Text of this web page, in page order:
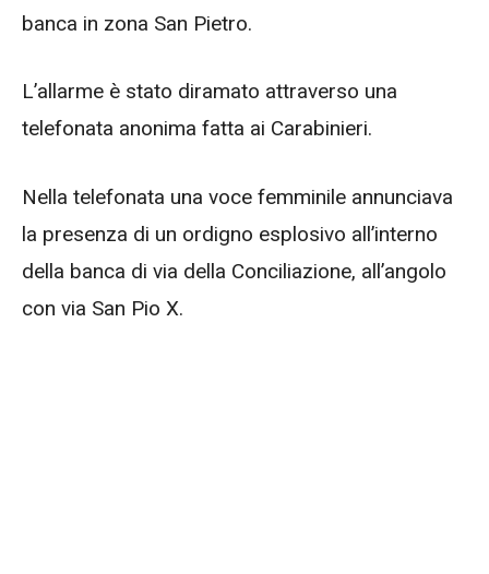
banca in zona San Pietro.
L’allarme è stato diramato attraverso una
telefonata anonima fatta ai Carabinieri.
Nella telefonata una voce femminile annunciava
la presenza di un ordigno esplosivo all’interno
della banca di via della Conciliazione, all’angolo
con via San Pio X.